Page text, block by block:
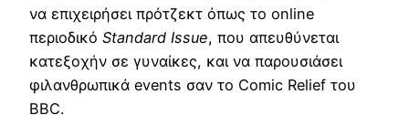
να επιχειρήσει πρότζεκτ όπως το online
περιοδικό Standard Issue, που απευθύνεται
κατεξοχήν σε γυναίκες, και να παρουσιάσει
φιλανθρωπικά events σαν το Comic Relief του
BBC.